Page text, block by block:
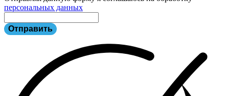
персональных данных
Отправить